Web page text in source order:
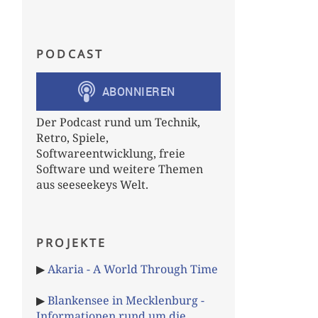
PODCAST
Der Podcast rund um Technik,
Retro, Spiele,
Softwareentwicklung, freie
Software und weitere Themen
aus seeseekeys Welt.
PROJEKTE
▶Akaria - A World Through Time
▶Blankensee in Mecklenburg -